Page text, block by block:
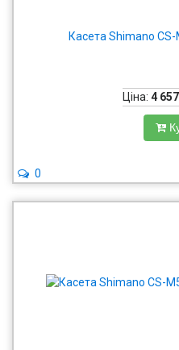
Касета Shimano
Ціна: 4
0